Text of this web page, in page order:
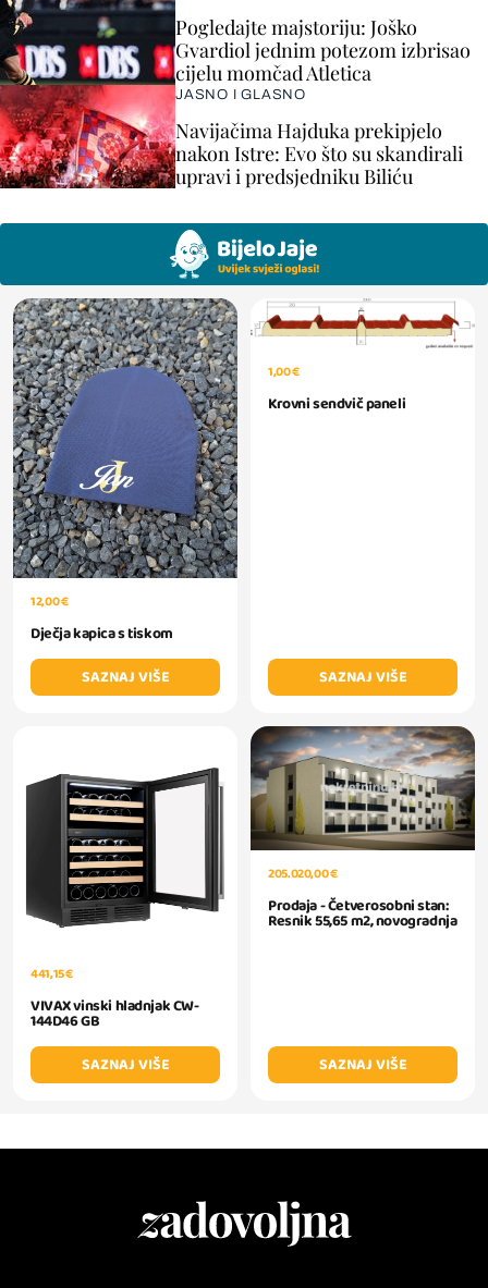
Pogledajte majstoriju: Joško
Gvardiol jednim potezom izbrisao
cijelu momčad Atletica
JASNO I GLASNO
Navijačima Hajduka prekipjelo
nakon Istre: Evo što su skandirali
upravi i predsjedniku Biliću
12,00 €
Dječja kapica s tiskom
SAZNAJ VIŠE
1,00 €
Krovni sendvič paneli
SAZNAJ VIŠE
441,15 €
VIVAX vinski hladnjak CW-
144D46 GB
SAZNAJ VIŠE
205.020,00 €
Prodaja - Četverosobni stan:
Resnik 55,65 m2, novogradnja
SAZNAJ VIŠE